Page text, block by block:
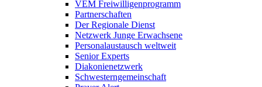
VEM Freiwilligenprogramm
Partnerschaften
Der Regionale Dienst
Netzwerk Junge Erwachsene
Personalaustausch weltweit
Senior Experts
Diakonienetzwerk
Schwesterngemeinschaft